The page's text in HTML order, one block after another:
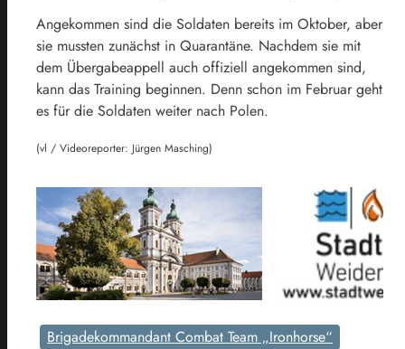
Angekommen sind die Soldaten bereits im Oktober, aber
sie mussten zunächst in Quarantäne. Nachdem sie mit
dem Übergabeappell auch offiziell angekommen sind,
kann das Training beginnen. Denn schon im Februar geht
es für die Soldaten weiter nach Polen.
(vl / Videoreporter: Jürgen Masching)
Brigadekommandant Combat Team „Ironhorse“